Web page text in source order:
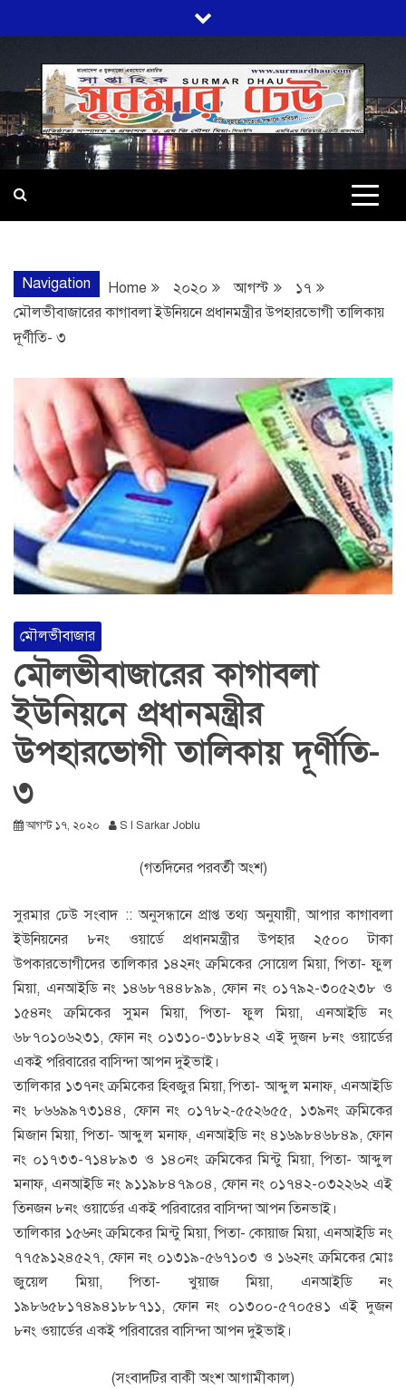
to
content
প্রতি মূহুর্তে সত্যের সন্ধানে অবিচল…
Navigation Home ২০২০ আগস্ট
১৭
মৌলভীবাজারের কাগাবলা ইউনিয়নে প্রধানমন্ত্রীর উপহারভোগী তালিকায়
দূর্ণীতি- ৩
মৌলভীবাজার
মৌলভীবাজারের কাগাবলা
ইউনিয়নে প্রধানমন্ত্রীর
উপহারভোগী তালিকায় দূর্ণীতি-
৩
আগস্ট ১৭, ২০২০ S I Sarkar Joblu
(গতদিনের পরবর্তী অংশ)
সুরমার ঢেউ সংবাদ :: অনুসন্ধানে প্রাপ্ত তথ্য অনুযায়ী, আপার কাগাবলা
ইউনিয়নের ৮নং ওয়ার্ডে প্রধানমন্ত্রীর উপহার ২৫০০ টাকা
উপকারভোগীদের তালিকার ১৪২নং ক্রমিকের সোয়েল মিয়া, পিতা- ফুল
মিয়া, এনআইডি নং ১৪৬৮৭৪৪৮৯৯, ফোন নং ০১৭৯২-৩০৫২৩৮ ও
১৫৪নং ক্রমিকের সুমন মিয়া, পিতা- ফুল মিয়া, এনআইডি নং
৬৮৭০১০৬২৩১, ফোন নং ০১৩১০-৩১৮৮৪২ এই দুজন ৮নং ওয়ার্ডের
একই পরিবারের বাসিন্দা আপন দুইভাই।
তালিকার ১৩৭নং ক্রমিকের হিবজুর মিয়া, পিতা- আব্দুল মনাফ, এনআইডি
নং ৮৬৬৯৯৭৩১৪৪, ফোন নং ০১৭৮২-৫৫২৬৫৫, ১৩৯নং ক্রমিকের
মিজান মিয়া, পিতা- আব্দুল মনাফ, এনআইডি নং ৪১৬৯৮৪৬৮৪৯, ফোন
নং ০১৭৩৩-৭১৪৮৯৩ ও ১৪০নং ক্রমিকের মিন্টু মিয়া, পিতা- আব্দুল
মনাফ, এনআইডি নং ৯১১৯৮৪৭৯০৪, ফোন নং ০১৭৪২-০৩২২৬২ এই
তিনজন ৮নং ওয়ার্ডের একই পরিবারের বাসিন্দা আপন তিনভাই।
তালিকার ১৫৬নং ক্রমিকের মিন্টু মিয়া, পিতা- কোয়াজ মিয়া, এনআইডি নং
৭৭৫৯১২৪৫২৭, ফোন নং ০১৩১৯-৫৬৭১০৩ ও ১৬২নং ক্রমিকের মোঃ
জুয়েল মিয়া, পিতা- খুয়াজ মিয়া, এনআইডি নং
১৯৮৬৫৮১৭৪৯৪১৮৮৭১১, ফোন নং ০১৩০০-৫৭০৫৪১ এই দুজন
৮নং ওয়ার্ডের একই পরিবারের বাসিন্দা আপন দুইভাই।
(সংবাদটির বাকী অংশ আগামীকাল)